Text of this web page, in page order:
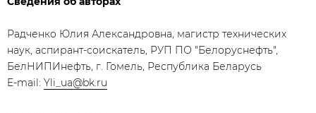
Радченко Юлия Александровна, магистр технических
наук, аспирант-соискатель, РУП ПО "Белоруснефть",
БелНИПИнефть, г. Гомель, Республика Беларусь
E-mail: Yli_ua@bk.ru